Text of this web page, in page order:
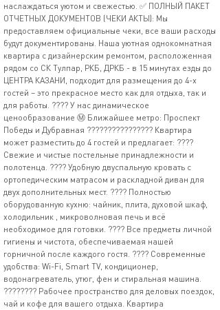
наслаждаться уютом и свежестью. ✅ ПОЛНЫЙ ПАКЕТ
ОТЧЕТНЫХ ДОКУМЕНТОВ (ЧЕКИ АКТЫ): Мы
предоставляем официальные чеки, все ваши расходы
будут документированы. Наша уютная однокомнатная
квартира с дизайнерским ремонтом, расположенная
рядом со СК Тулпар, РКБ, ДРКБ - в 15 минутах езды до
ЦЕНТРА КАЗАНИ, подходит для размещения до 4-х
гостей – это прекрасное место как для отдыха, так и
для работы. ???? У нас динамическое
ценообразование Ⓜ️ Ближайшее метро: Проспект
Победы и Дубравная ????‍????‍????‍???? Квартира
может разместить до 4 гостей и предлагает: ????
Свежие и чистые постельные принадлежности и
полотенца. ???? Удобную двуспальную кровать с
ортопедическим матрасом и раскладной диван для
двух дополнительных мест. ???? Полностью
оборудованную кухню: чайник, плита, духовой шкаф,
холодильник , микроволновая печь и всё
необходимое для готовки. ???? Все предметы личной
гигиены и чистота, обеспечиваемая нашей
горничной после каждого гостя. ???? Современные
удобства: Wi-Fi, Smart TV, кондиционер,
водонагреватель, утюг, фен и стиральная машина.
????‍???? Рабочее пространство для деловых поездок,
чай и кофе для вашего отдыха. Квартира